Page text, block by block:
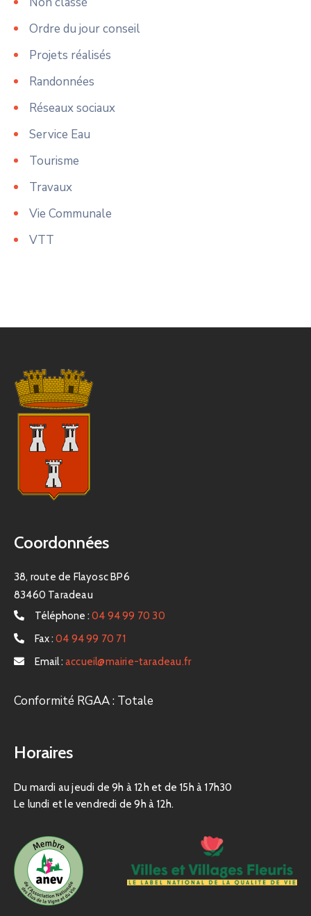
Ordre du jour conseil
Projets réalisés
Randonnées
Réseaux sociaux
Service Eau
Tourisme
Travaux
Vie Communale
VTT
Coordonnées
38, route de Flayosc BP6
83460 Taradeau
Téléphone : 04 94 99 70 30
Fax : 04 94 99 70 71
Email : accueil@mairie-taradeau.fr
Conformité RGAA : Totale
Horaires
Du mardi au jeudi de 9h à 12h et de 15h à 17h30
Le lundi et le vendredi de 9h à 12h.